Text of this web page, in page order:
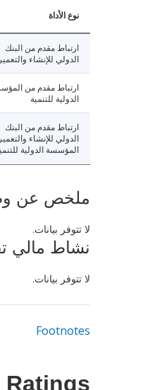
نوع الأداة
ارتباط مقدم من البنك
الدولي للإنشاء والتعمير
ارتباط مقدم من
الدولية للتنمية
ارتباط مقدم من البنك
الدولي للإنشاء
المؤسسة الدولية
ملخص عن وضع
لا تتوفر بيانات.
نشاط مالي
لا تتوفر بيانات.
Footnotes